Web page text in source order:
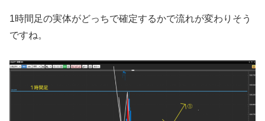
1時間足の実体がどっちで確定するかで流れが変わりそう
ですね。